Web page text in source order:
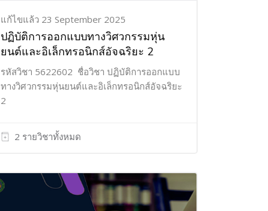
แก้ไขแล้ว 23 September 2025
ปฏิบัติการออกแบบทางวิศวกรรมหุ่น
ยนต์และอิเล็กทรอนิกส์อัจฉริยะ 2
รหัสวิชา 5622602 ชื่อวิชา ปฏิบัติการออกแบบ
ทางวิศวกรรมหุ่นยนต์และอิเล็กทรอนิกส์อัจฉริยะ
2
2 รายวิชาทั้งหมด